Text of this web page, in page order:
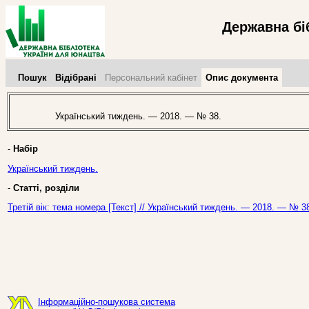
Державна
Пошук Відібрані Персональний кабінет Опис документа
Український тиждень. — 2018. — № 38.
- Набір
Український тиждень.
- Статті, розділи
Третій вік: тема номера [Текст] // Український тиждень. — 2018. — №
Інформаційно-пошукова система